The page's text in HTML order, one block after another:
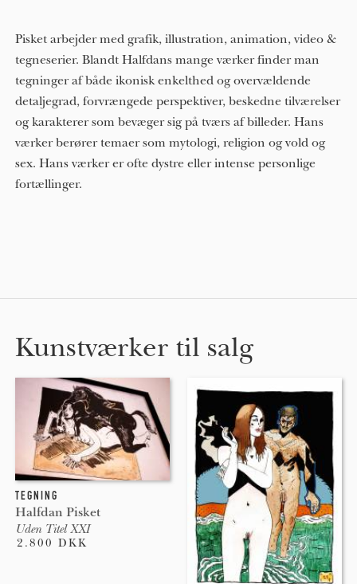
Pisket arbejder med grafik, illustration, animation, video &
tegneserier. Blandt Halfdans mange værker finder man
tegninger af både ikonisk enkelthed og overvældende
detaljegrad, forvrængede perspektiver, beskedne tilværelser
og karakterer som bevæger sig på tværs af billeder. Hans
værker berører temaer som mytologi, religion og vold og
sex. Hans værker er ofte dystre eller intense personlige
fortællinger.
Kunstværker til salg
TEGNING
Halfdan Pisket
Uden Titel XXI
2.800 DKK